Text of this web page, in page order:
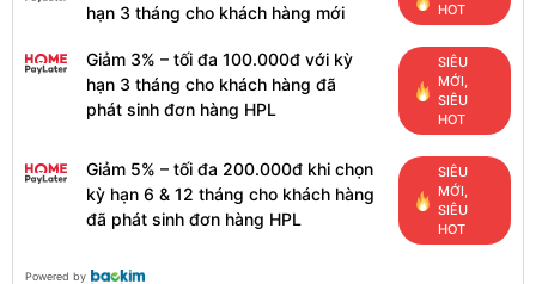
hạn 3 tháng cho khách hàng mới
HOT
Giảm 3% – tối đa 100.000đ với kỳ
hạn 3 tháng cho khách hàng đã
phát sinh đơn hàng HPL
SIÊU
MỚI,
SIÊU
HOT
Giảm 5% – tối đa 200.000đ khi chọn
kỳ hạn 6 & 12 tháng cho khách hàng
đã phát sinh đơn hàng HPL
SIÊU
MỚI,
SIÊU
HOT
Powered by